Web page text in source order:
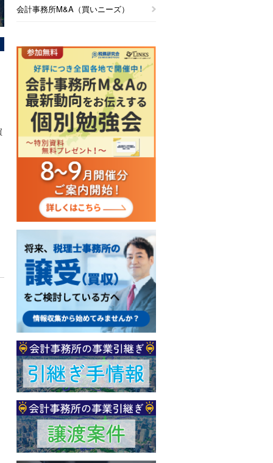
会計事務所M&A（買いニーズ）